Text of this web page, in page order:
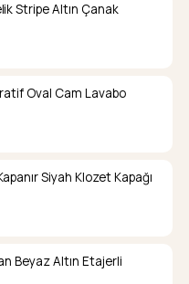
Stripe Altın Çanak
Oval Cam Lavabo
Siyah Klozet Kapağı
Beyaz Altın Etajerli